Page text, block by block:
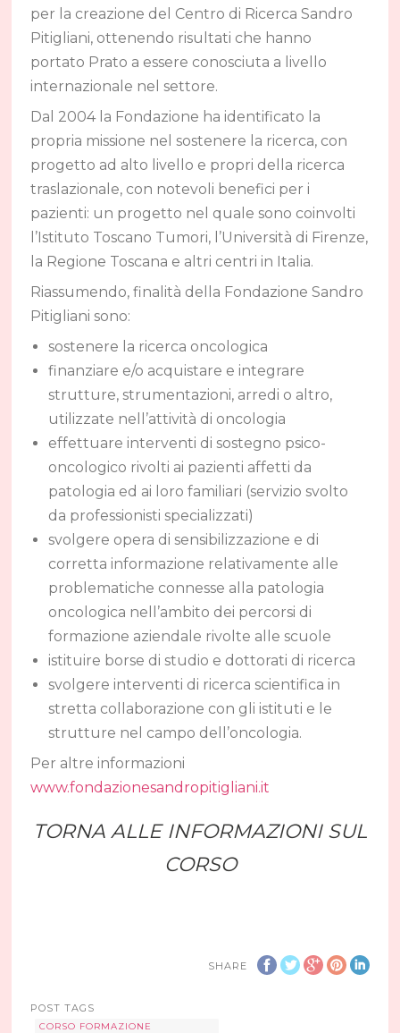
per la creazione del Centro di Ricerca Sandro
Pitigliani, ottenendo risultati che hanno
portato Prato a essere conosciuta a livello
internazionale nel settore.
Dal 2004 la Fondazione ha identificato la
propria missione nel sostenere la ricerca, con
progetto ad alto livello e propri della ricerca
traslazionale, con notevoli benefici per i
pazienti: un progetto nel quale sono coinvolti
l’Istituto Toscano Tumori, l’Università di Firenze,
la Regione Toscana e altri centri in Italia.
Riassumendo, finalità della Fondazione Sandro
Pitigliani sono:
sostenere la ricerca oncologica
finanziare e/o acquistare e integrare
strutture, strumentazioni, arredi o altro,
utilizzate nell’attività di oncologia
effettuare interventi di sostegno psico-
oncologico rivolti ai pazienti affetti da
patologia ed ai loro familiari (servizio svolto
da professionisti specializzati)
svolgere opera di sensibilizzazione e di
corretta informazione relativamente alle
problematiche connesse alla patologia
oncologica nell’ambito dei percorsi di
formazione aziendale rivolte alle scuole
istituire borse di studio e dottorati di ricerca
svolgere interventi di ricerca scientifica in
stretta collaborazione con gli istituti e le
strutture nel campo dell’oncologia.
Per altre informazioni
www.fondazionesandropitigliani.it
TORNA ALLE INFORMAZIONI SUL
CORSO
SHARE
POST TAGS
CORSO FORMAZIONE